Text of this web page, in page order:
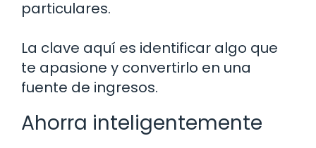
particulares.
La clave aquí es identificar algo que
te apasione y convertirlo en una
fuente de ingresos.
Ahorra inteligentemente